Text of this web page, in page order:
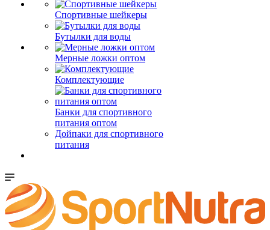
Спортивные шейкеры
Бутылки для воды
Мерные ложки оптом
Комплектующие
Банки для спортивного
питания оптом
Дойпаки для спортивного
питания